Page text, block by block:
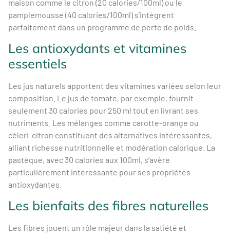
maison comme le citron (20 calories/100ml) ou le
pamplemousse (40 calories/100ml) s’intègrent
parfaitement dans un programme de perte de poids.
Les antioxydants et vitamines
essentiels
Les jus naturels apportent des vitamines variées selon leur
composition. Le jus de tomate, par exemple, fournit
seulement 30 calories pour 250 ml tout en livrant ses
nutriments. Les mélanges comme carotte-orange ou
céleri-citron constituent des alternatives intéressantes,
alliant richesse nutritionnelle et modération calorique. La
pastèque, avec 30 calories aux 100ml, s’avère
particulièrement intéressante pour ses propriétés
antioxydantes.
Les bienfaits des fibres naturelles
Les fibres jouent un rôle majeur dans la satiété et